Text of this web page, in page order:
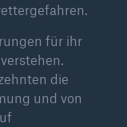
für ihr
die
und von